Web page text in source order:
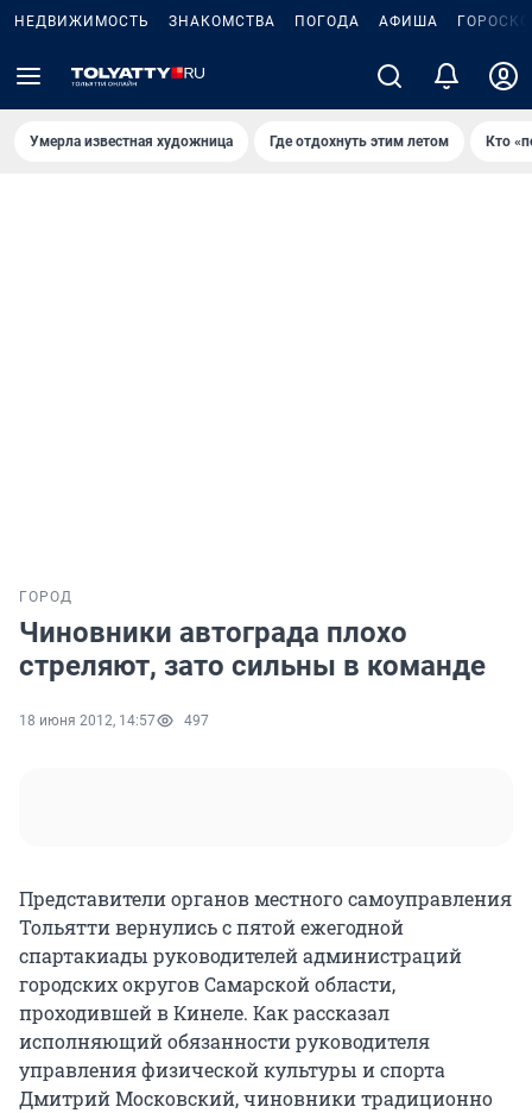
НЕДВИЖИМОСТЬ ЗНАКОМСТВА ПОГОДА АФИША
Умерла известная художница Где отдохнуть этим летом Кто
ГОРОД
Чиновники автограда плохо
стреляют, зато сильны в команде
18 июня 2012, 14:57 497
Представители органов местного самоуправления
Тольятти вернулись с пятой ежегодной
спартакиады руководителей администраций
городских округов Самарской области,
проходившей в Кинеле. Как рассказал
исполняющий обязанности руководителя
управления физической культуры и спорта
Дмитрий Московский, чиновники традиционно